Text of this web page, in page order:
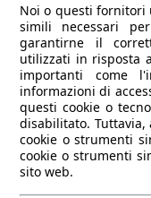
Noi o questi fornitori
simili necessari
garantirne il
utilizzati in risposta
importanti come
informazioni di
questi cookie o
disabilitato.
cookie o strumenti
cookie o strumenti
sito web.